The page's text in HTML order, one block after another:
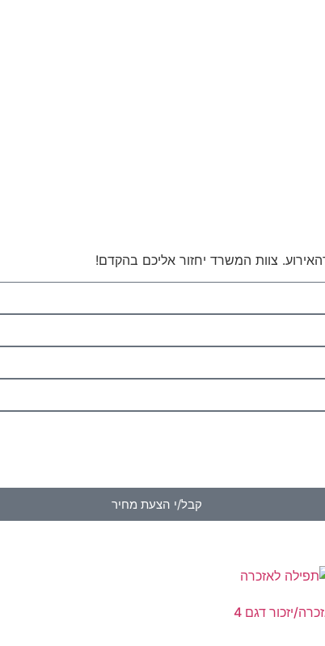
צוות המשרד יחזור אליכם בהקדם!
קבל/י הצעת מחיר
יזכור דגם 4